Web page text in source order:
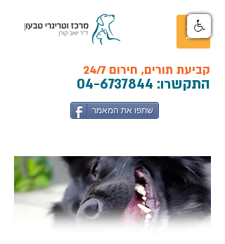
קביעת תורים, חירום 24/7
התקשרו: 04-6737844
שתפו את המאמר